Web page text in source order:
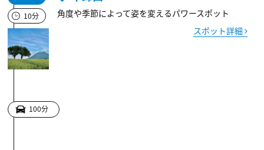
10分
角度や季節によって姿を変えるパワースポット
スポット詳細
100分